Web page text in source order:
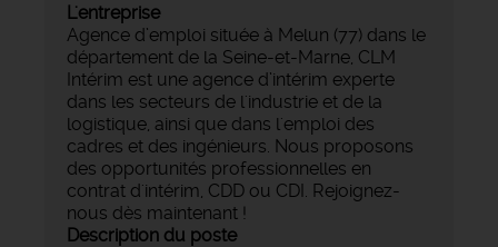
L'entreprise
Agence d’emploi située à Melun (77) dans le
département de la Seine-et-Marne, CLM
Intérim est une agence d’intérim experte
dans les secteurs de l'industrie et de la
logistique, ainsi que dans l'emploi des
cadres et des ingénieurs. Nous proposons
des opportunités professionnelles en
contrat d'intérim, CDD ou CDI. Rejoignez-
nous dès maintenant !
Description du poste